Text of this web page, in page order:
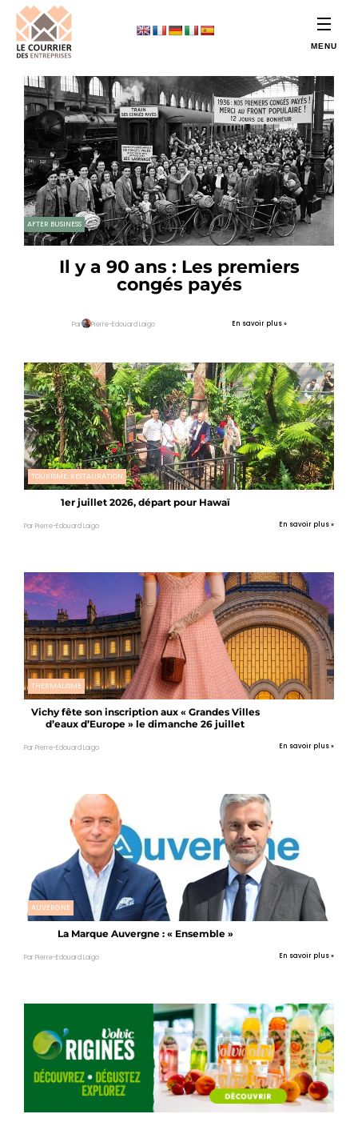
AFTER BUSINESS
Il y a 90 ans : Les premiers
congés payés
Par Pierre-Edouard Laigo En savoir plus »
TOURISME, RESTAURATION
1er juillet 2026, départ pour Hawaï
Par Pierre-Edouard Laigo En savoir plus »
THERMALISME
Vichy fête son inscription aux « Grandes Villes
d’eaux d’Europe » le dimanche 26 juillet
Par Pierre-Edouard Laigo En savoir plus »
AUVERGNE
La Marque Auvergne : « Ensemble »
Par Pierre-Edouard Laigo En savoir plus »